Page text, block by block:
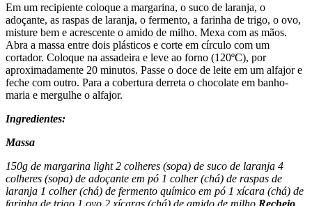
Em um recipiente coloque a margarina, o suco de laranja, o
adoçante, as raspas de laranja, o fermento, a farinha de trigo, o ovo,
misture bem e acrescente o amido de milho. Mexa com as mãos.
Abra a massa entre dois plásticos e corte em círculo com um
cortador. Coloque na assadeira e leve ao forno (120ºC), por
aproximadamente 20 minutos. Passe o doce de leite em um alfajor e
feche com outro. Para a cobertura derreta o chocolate em banho-
maria e mergulhe o alfajor.
Ingredientes:
Massa
150g de margarina light 2 colheres (sopa) de suco de laranja 4
colheres (sopa) de adoçante em pó 1 colher (chá) de raspas de
laranja 1 colher (chá) de fermento químico em pó 1 xícara (chá) de
farinha de trigo 1 ovo 2 xícaras (chá) de amido de milho Recheio